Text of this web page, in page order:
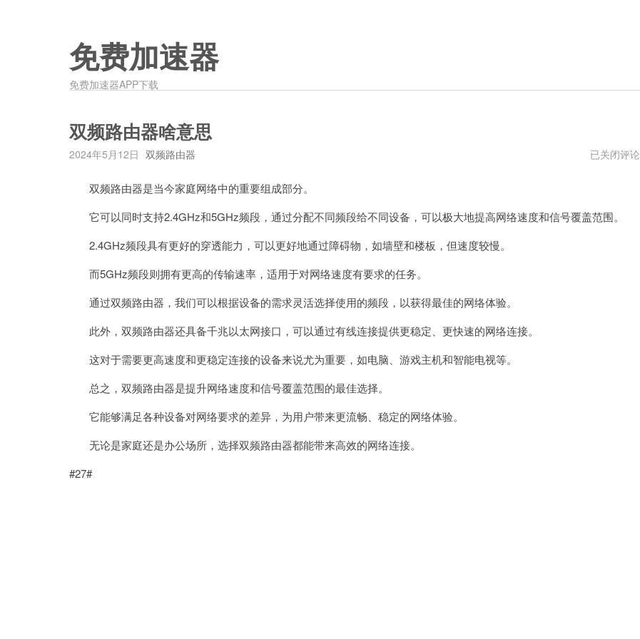
免费加速器
免费加速器APP下载
双频路由器啥意思
2024年5月12日 双频路由器
双
啥
意
已关闭评论
双频路由器是当今家庭网络中的重要组成部分。
它可以同时支持2.4GHz和5GHz频段，通过分配不同频段给不同设备，可以极大地提高网络速度和信号覆盖范围。
2.4GHz频段具有更好的穿透能力，可以更好地通过障碍物，如墙壁和楼板，但速度较慢。
而5GHz频段则拥有更高的传输速率，适用于对网络速度有要求的任务。
通过双频路由器，我们可以根据设备的需求灵活选择使用的频段，以获得最佳的网络体验。
此外，双频路由器还具备千兆以太网接口，可以通过有线连接提供更稳定、更快速的网络连接。
这对于需要更高速度和更稳定连接的设备来说尤为重要，如电脑、游戏主机和智能电视等。
总之，双频路由器是提升网络速度和信号覆盖范围的最佳选择。
它能够满足各种设备对网络要求的差异，为用户带来更流畅、稳定的网络体验。
无论是家庭还是办公场所，选择双频路由器都能带来高效的网络连接。
#27#